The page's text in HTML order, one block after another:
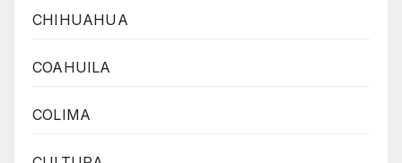
CHIHUAHUA
COAHUILA
COLIMA